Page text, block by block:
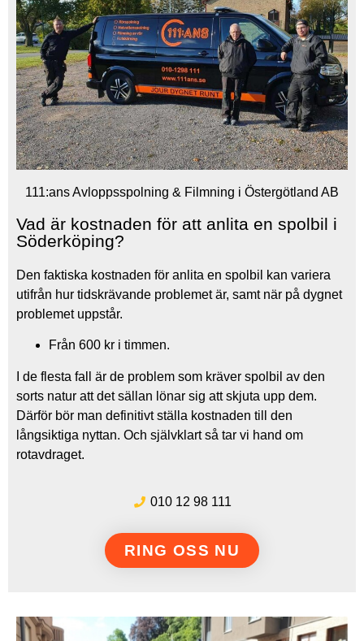
111:ans Avloppsspolning & Filmning i Östergötland AB
Vad är kostnaden för att anlita en spolbil i
Söderköping?
Den faktiska kostnaden för anlita en spolbil kan variera
utifrån hur tidskrävande problemet är, samt när på dygnet
problemet uppstår.
Från 600 kr i timmen.
I de flesta fall är de problem som kräver spolbil av den
sorts natur att det sällan lönar sig att skjuta upp dem.
Därför bör man definitivt ställa kostnaden till den
långsiktiga nyttan. Och självklart så tar vi hand om
rotavdraget.
010 12 98 111
RING OSS NU